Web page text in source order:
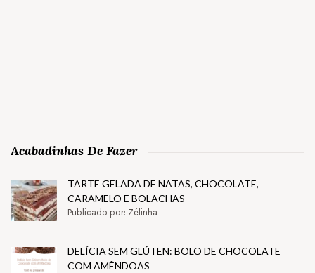
Acabadinhas De Fazer
TARTE GELADA DE NATAS, CHOCOLATE,
CARAMELO E BOLACHAS
Publicado por: Zélinha
DELÍCIA SEM GLÚTEN: BOLO DE CHOCOLATE
COM AMÊNDOAS